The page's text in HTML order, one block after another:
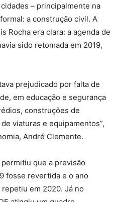
– principalmente na
a construção civil. A
Rocha era clara: a agenda de
sido retomada em 2019,
prejudicado por falta de
em educação e segurança
construções de
viaturas e equipamentos”,
André Clemente.
que a previsão
fosse revertida e o ano
em 2020. Já no